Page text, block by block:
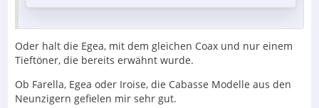
Oder halt die Egea, mit dem gleichen Coax und nur einem
Tieftöner, die bereits erwähnt wurde.
Ob Farella, Egea oder Iroise, die Cabasse Modelle aus den
Neunzigern gefielen mir sehr gut.